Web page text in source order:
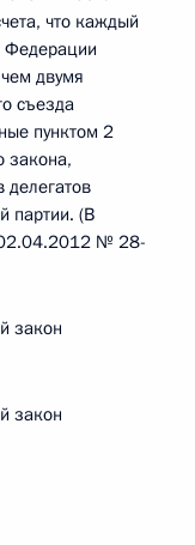
что каждый
Федерации
двумя
съезда
пунктом 2
закона,
делегатов
партии. (В
02.04.2012 № 28-
закон
закон